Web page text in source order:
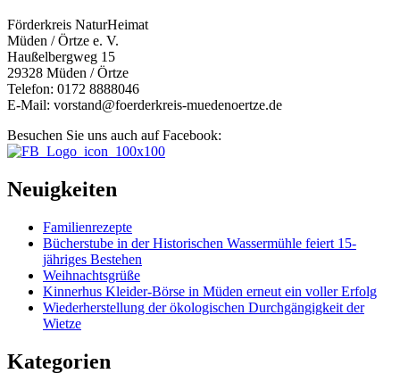
Förderkreis NaturHeimat
Müden / Örtze e. V.
Haußelbergweg 15
29328 Müden / Örtze
Telefon: 0172 8888046
E-Mail: vorstand@foerderkreis-muedenoertze.de
Besuchen Sie uns auch auf Facebook:
Neuigkeiten
Familienrezepte
Bücherstube in der Historischen Wassermühle feiert 15-
jähriges Bestehen
Weihnachtsgrüße
Kinnerhus Kleider-Börse in Müden erneut ein voller Erfolg
Wiederherstellung der ökologischen Durchgängigkeit der
Wietze
Kategorien